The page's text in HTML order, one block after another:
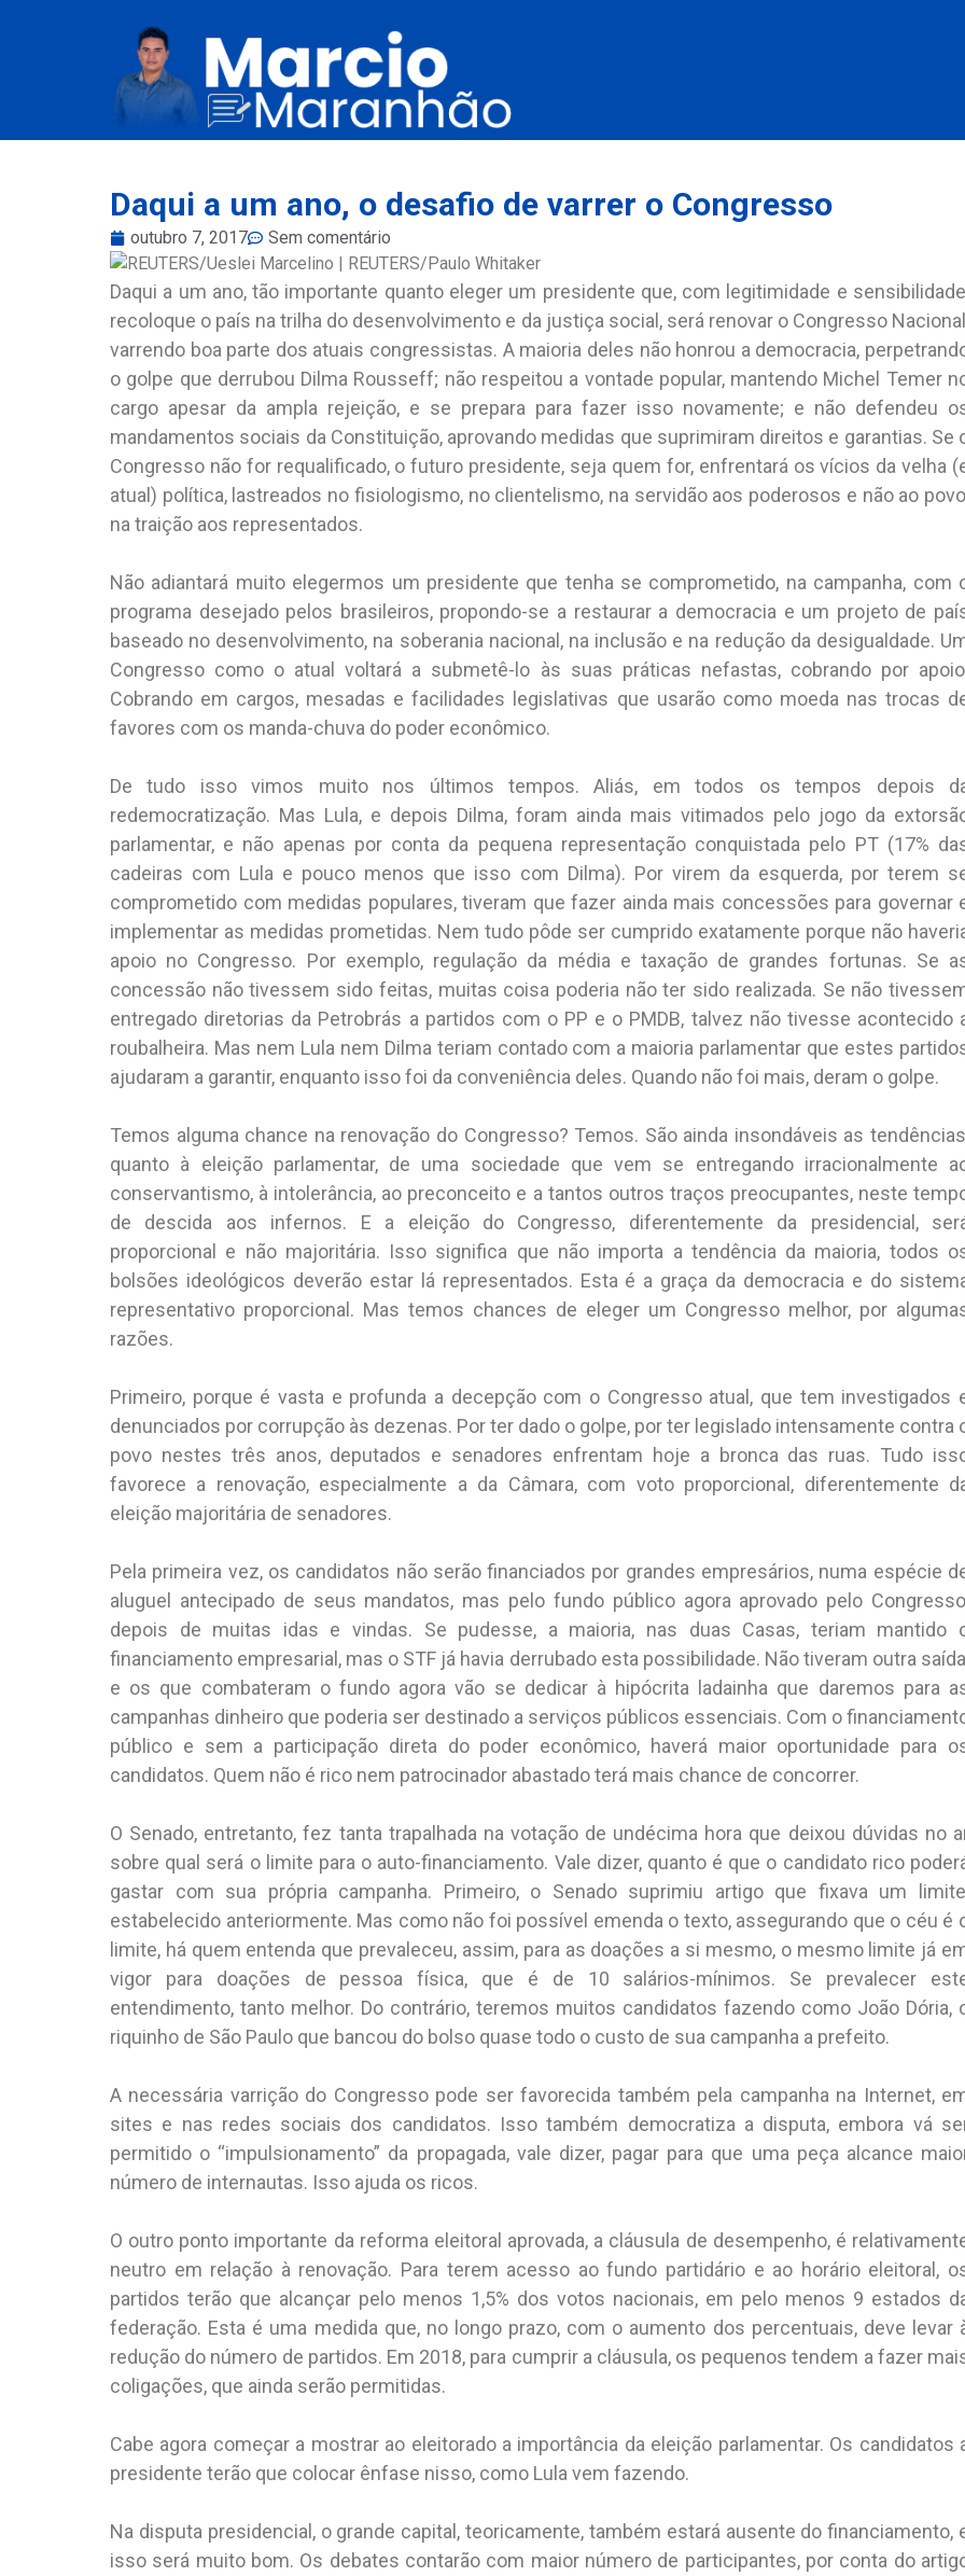
Daqui a um ano, o desafio de varrer o Congresso
outubro 7, 2017 Sem comentário
Daqui a um ano, tão importante quanto eleger um presidente que, com legitimidade e
recoloque o país na trilha do desenvolvimento e da justiça social, será renovar o Congresso
varrendo boa parte dos atuais congressistas. A maioria deles não honrou a democracia,
o golpe que derrubou Dilma Rousseff; não respeitou a vontade popular, mantendo Michel Temer
cargo apesar da ampla rejeição, e se prepara para fazer isso novamente; e não defendeu
mandamentos sociais da Constituição, aprovando medidas que suprimiram direitos e garantias. Se
Congresso não for requalificado, o futuro presidente, seja quem for, enfrentará os vícios da velha
atual) política, lastreados no fisiologismo, no clientelismo, na servidão aos poderosos e não ao
na traição aos representados.
Não adiantará muito elegermos um presidente que tenha se comprometido, na campanha, com
programa desejado pelos brasileiros, propondo-se a restaurar a democracia e um projeto de
baseado no desenvolvimento, na soberania nacional, na inclusão e na redução da desigualdade.
Congresso como o atual voltará a submetê-lo às suas práticas nefastas, cobrando por
Cobrando em cargos, mesadas e facilidades legislativas que usarão como moeda nas trocas
favores com os manda-chuva do poder econômico.
De tudo isso vimos muito nos últimos tempos. Aliás, em todos os tempos depois
redemocratização. Mas Lula, e depois Dilma, foram ainda mais vitimados pelo jogo da
parlamentar, e não apenas por conta da pequena representação conquistada pelo PT (17%
cadeiras com Lula e pouco menos que isso com Dilma). Por virem da esquerda, por terem
comprometido com medidas populares, tiveram que fazer ainda mais concessões para governar
implementar as medidas prometidas. Nem tudo pôde ser cumprido exatamente porque não
apoio no Congresso. Por exemplo, regulação da média e taxação de grandes fortunas. Se
concessão não tivessem sido feitas, muitas coisa poderia não ter sido realizada. Se não
entregado diretorias da Petrobrás a partidos com o PP e o PMDB, talvez não tivesse acontecido
roubalheira. Mas nem Lula nem Dilma teriam contado com a maioria parlamentar que estes
ajudaram a garantir, enquanto isso foi da conveniência deles. Quando não foi mais, deram o golpe.
Temos alguma chance na renovação do Congresso? Temos. São ainda insondáveis as
quanto à eleição parlamentar, de uma sociedade que vem se entregando irracionalmente
conservantismo, à intolerância, ao preconceito e a tantos outros traços preocupantes, neste
de descida aos infernos. E a eleição do Congresso, diferentemente da presidencial,
proporcional e não majoritária. Isso significa que não importa a tendência da maioria, todos
bolsões ideológicos deverão estar lá representados. Esta é a graça da democracia e do
representativo proporcional. Mas temos chances de eleger um Congresso melhor, por
razões.
Primeiro, porque é vasta e profunda a decepção com o Congresso atual, que tem investigados
denunciados por corrupção às dezenas. Por ter dado o golpe, por ter legislado intensamente contra
povo nestes três anos, deputados e senadores enfrentam hoje a bronca das ruas. Tudo
favorece a renovação, especialmente a da Câmara, com voto proporcional, diferentemente
eleição majoritária de senadores.
Pela primeira vez, os candidatos não serão financiados por grandes empresários, numa espécie
aluguel antecipado de seus mandatos, mas pelo fundo público agora aprovado pelo
depois de muitas idas e vindas. Se pudesse, a maioria, nas duas Casas, teriam mantido
financiamento empresarial, mas o STF já havia derrubado esta possibilidade. Não tiveram outra
e os que combateram o fundo agora vão se dedicar à hipócrita ladainha que daremos para
campanhas dinheiro que poderia ser destinado a serviços públicos essenciais. Com o
público e sem a participação direta do poder econômico, haverá maior oportunidade para
candidatos. Quem não é rico nem patrocinador abastado terá mais chance de concorrer.
O Senado, entretanto, fez tanta trapalhada na votação de undécima hora que deixou dúvidas no
sobre qual será o limite para o auto-financiamento. Vale dizer, quanto é que o candidato rico
gastar com sua própria campanha. Primeiro, o Senado suprimiu artigo que fixava um
estabelecido anteriormente. Mas como não foi possível emenda o texto, assegurando que o céu é
limite, há quem entenda que prevaleceu, assim, para as doações a si mesmo, o mesmo limite já
vigor para doações de pessoa física, que é de 10 salários-mínimos. Se prevalecer
entendimento, tanto melhor. Do contrário, teremos muitos candidatos fazendo como João Dória,
riquinho de São Paulo que bancou do bolso quase todo o custo de sua campanha a prefeito.
A necessária varrição do Congresso pode ser favorecida também pela campanha na Internet,
sites e nas redes sociais dos candidatos. Isso também democratiza a disputa, embora vá
permitido o “impulsionamento” da propagada, vale dizer, pagar para que uma peça alcance
número de internautas. Isso ajuda os ricos.
O outro ponto importante da reforma eleitoral aprovada, a cláusula de desempenho, é
neutro em relação à renovação. Para terem acesso ao fundo partidário e ao horário eleitoral,
partidos terão que alcançar pelo menos 1,5% dos votos nacionais, em pelo menos 9 estados
federação. Esta é uma medida que, no longo prazo, com o aumento dos percentuais, deve levar
redução do número de partidos. Em 2018, para cumprir a cláusula, os pequenos tendem a fazer
coligações, que ainda serão permitidas.
Cabe agora começar a mostrar ao eleitorado a importância da eleição parlamentar. Os candidatos
presidente terão que colocar ênfase nisso, como Lula vem fazendo.
Na disputa presidencial, o grande capital, teoricamente, também estará ausente do financiamento,
isso será muito bom. Os debates contarão com maior número de participantes, por conta do